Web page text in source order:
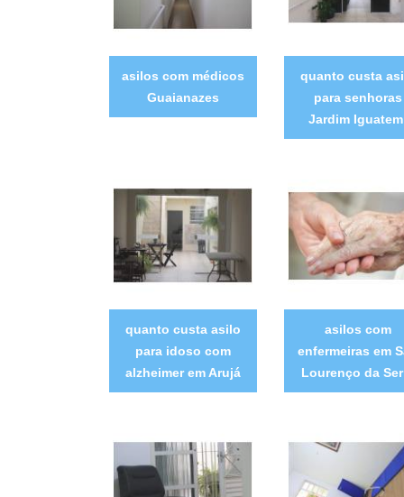
asilos com médicos
Guaianazes
quanto custa
para senhoras
Jardim
quanto custa asilo
para idoso com
alzheimer em Arujá
asilos com
enfermeiras em
Lourenço da